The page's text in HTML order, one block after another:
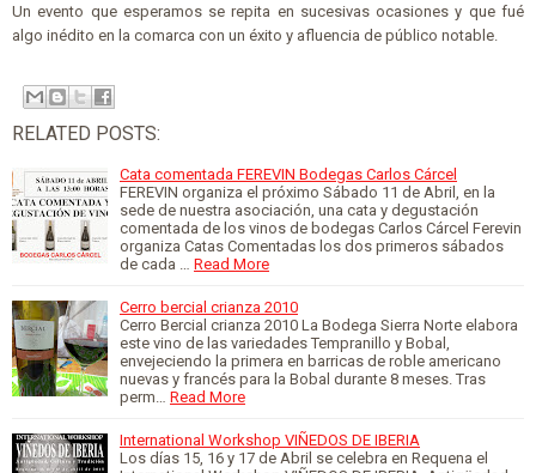
Un evento que esperamos se repita en sucesivas ocasiones y que fué
algo inédito en la comarca con un éxito y afluencia de público notable.
RELATED POSTS:
Cata comentada FEREVIN Bodegas Carlos Cárcel
FEREVIN organiza el próximo Sábado 11 de Abril, en la
sede de nuestra asociación, una cata y degustación
comentada de los vinos de bodegas Carlos Cárcel Ferevin
organiza Catas Comentadas los dos primeros sábados
de cada … Read More
Cerro bercial crianza 2010
Cerro Bercial crianza 2010 La Bodega Sierra Norte elabora
este vino de las variedades Tempranillo y Bobal,
envejeciendo la primera en barricas de roble americano
nuevas y francés para la Bobal durante 8 meses. Tras
perm… Read More
International Workshop VIÑEDOS DE IBERIA
Los días 15, 16 y 17 de Abril se celebra en Requena el